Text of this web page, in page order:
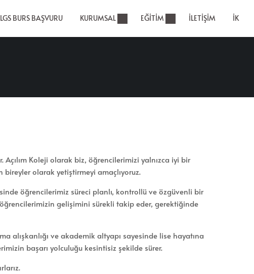
LGS BURS BAŞVURU KURUMSAL EĞITIM İLETIŞIM İK
Açılım Koleji olarak biz, öğrencilerimizi yalnızca iyi bir
bireyler olarak yetiştirmeyi amaçlıyoruz.
öğrencilerimiz süreci planlı, kontrollü ve özgüvenli bir
gelişimini sürekli takip eder, gerektiğinde
alışkanlığı ve akademik altyapı sayesinde lise hayatına
başarı yolculuğu kesintisiz şekilde sürer.